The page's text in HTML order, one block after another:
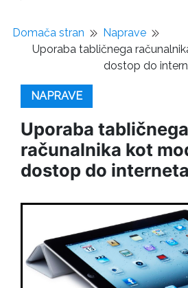
Domača stran
Naprave
Uporaba tabličnega
dostop do
NAPRAVE
Uporaba tabličnega
računalnika kot
dostop do interneta